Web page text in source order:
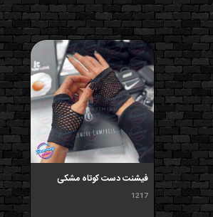
فيشنت دست کوتاه مشکی
1217